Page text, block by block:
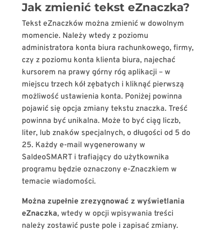
Jak zmienić tekst eZnaczka?
Tekst eZnaczków można zmienić w dowolnym
momencie. Należy wtedy z poziomu
administratora konta biura rachunkowego, firmy,
czy z poziomu konta klienta biura, najechać
kursorem na prawy górny róg aplikacji – w
miejscu trzech kół zębatych i kliknąć pierwszą
możliwość ustawienia konta. Poniżej powinna
pojawić się opcja zmiany tekstu znaczka. Treść
powinna być unikalna. Może to być ciąg liczb,
liter, lub znaków specjalnych, o długości od 5 do
25. Każdy e-mail wygenerowany w
SaldeoSMART i trafiający do użytkownika
programu będzie oznaczony e-Znaczkiem w
temacie wiadomości.
Można zupełnie zrezygnować z wyświetlania
eZnaczka, wtedy w opcji wpisywania treści
należy zostawić puste pole i zapisać zmiany.